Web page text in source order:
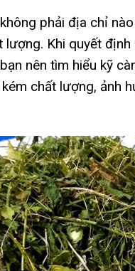
phải địa chỉ
lượng. Khi quyết định
nên tìm hiểu kỹ
chất lượng, ảnh